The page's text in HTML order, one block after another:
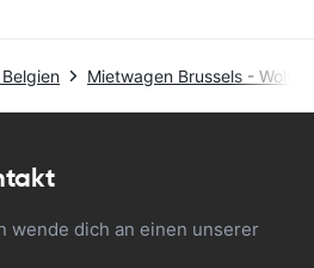
Mietwagen Brussels -
wende dich an einen unserer